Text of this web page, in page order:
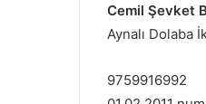
Cemil Şevket
Aynalı Dolaba
9759916992